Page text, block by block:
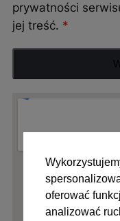
oferować
analizować
prywatności
jej treść.